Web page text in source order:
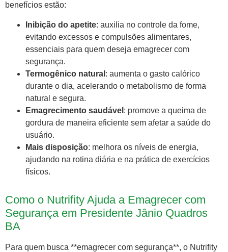
benefícios estão:
Inibição do apetite: auxilia no controle da fome,
evitando excessos e compulsões alimentares,
essenciais para quem deseja emagrecer com
segurança.
Termogênico natural : aumenta o gasto calórico
durante o dia, acelerando o metabolismo de forma
natural e segura.
Emagrecimento saudável : promove a queima de
gordura de maneira eficiente sem afetar a saúde do
usuário.
Mais disposição: melhora os níveis de energia,
ajudando na rotina diária e na prática de exercícios
físicos.
Como o Nutrifity Ajuda a Emagrecer com
Segurança em Presidente Jânio Quadros
BA
Para quem busca **emagrecer com segurança**, o Nutrifity